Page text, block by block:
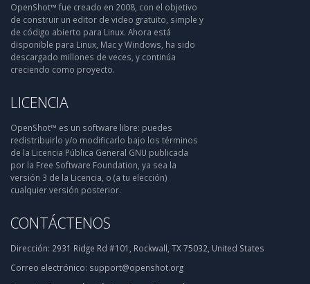
OpenShot™ fue creado en 2008, con el objetivo
de construir un editor de video gratuito, simple y
de código abierto para Linux. Ahora está
disponible para Linux, Mac y Windows, ha sido
descargado millones de veces, y continúa
creciendo como proyecto.
LICENCIA
OpenShot™ es un software libre: puedes
redistribuirlo y/o modificarlo bajo los términos
de la Licencia Pública General GNU publicada
por la Free Software Foundation, ya sea la
versión 3 de la Licencia, o (a tu elección)
cualquier versión posterior.
CONTÁCTENOS
Dirección: 2931 Ridge Rd #101, Rockwall, TX 75032, United States
Correo electrónico: support@openshot.org